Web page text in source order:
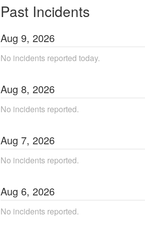
Past Incidents
Aug 9, 2026
No incidents reported today.
Aug 8, 2026
No incidents reported.
Aug 7, 2026
No incidents reported.
Aug 6, 2026
No incidents reported.